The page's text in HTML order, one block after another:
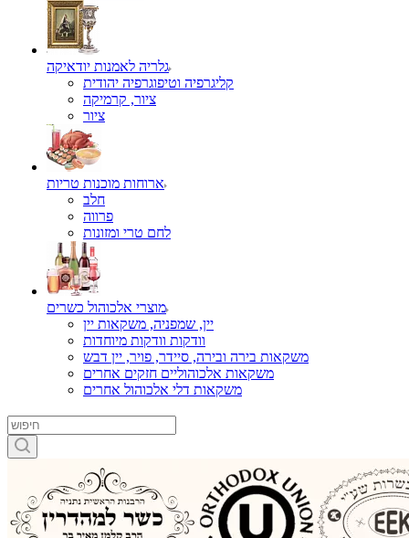
גלריה לאמנות יודאיקה
קליגרפיה וטיפוגרפיה יהודית
ציור, קרמיקה
ציור
ארוחות מוכנות טריות
חלב
פרווה
לחם טרי ומזונות
מוצרי אלכוהול כשרים
יין, שמפניה, משקאות יין
וודקות וודקות מיוחדות
משקאות בירה ובירה, סיידר, פויר, יין דבש
משקאות אלכוהוליים חזקים אחרים
משקאות דלי אלכוהול אחרים